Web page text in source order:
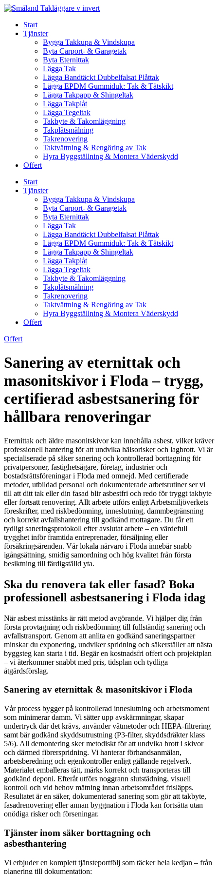
Skip
contentStart
Tjänster
Bygga Takkupa & Vindskupa
Byta Carport- & Garagetak
Byta Eternittak
Lägga Tak
Lägga Bandtäckt Dubbelfalsat Plåttak
Lägga EPDM Gummiduk: Tak & Tätskikt
Lägga Takpapp & Shingeltak
Lägga Takplåt
Lägga Tegeltak
Takbyte & Takomläggning
Takplåtsmålning
Takrenovering
Taktvättning & Rengöring av Tak
Hyra Byggställning & Montera Väderskydd
Offert
Start
Tjänster
Bygga Takkupa & Vindskupa
Byta Carport- & Garagetak
Byta Eternittak
Lägga Tak
Lägga Bandtäckt Dubbelfalsat Plåttak
Lägga EPDM Gummiduk: Tak & Tätskikt
Lägga Takpapp & Shingeltak
Lägga Takplåt
Lägga Tegeltak
Takbyte & Takomläggning
Takplåtsmålning
Takrenovering
Taktvättning & Rengöring av Tak
Hyra Byggställning & Montera Väderskydd
Offert
Offert
Sanering av eternittak och
masonitskivor i Floda – trygg,
certifierad asbestsanering för
hållbara renoveringar
Eternittak och äldre masonitskivor kan innehålla asbest, vilket kräver
professionell hantering för att undvika hälsorisker och lagbrott. Vi är
specialiserade på säker sanering och kontrollerad borttagning för
privatpersoner, fastighetsägare, företag, industrier och
bostadsrättsföreningar i Floda med omnejd. Med certifierade
metoder, utbildad personal och dokumenterade arbetsrutiner ser vi
till att ditt tak eller din fasad blir asbestfri och redo för tryggt takbyte
eller fortsatt renovering. Allt arbete utförs enligt Arbetsmiljöverkets
föreskrifter, med riskbedömning, inneslutning, dammbegränsning
och korrekt avfallshantering till godkänd mottagare. Du får ett
tydligt saneringsprotokoll efter avslutat arbete – en värdefull
trygghet inför framtida entreprenader, försäljning eller
försäkringsärenden. Vår lokala närvaro i Floda innebär snabb
igångsättning, smidig samordning och hög kvalitet från första
besiktning till färdigställd yta.
Ska du renovera tak eller fasad? Boka
professionell asbestsanering i Floda idag
När asbest misstänks är rätt metod avgörande. Vi hjälper dig från
första provtagning och riskbedömning till fullständig sanering och
avfallstransport. Genom att anlita en godkänd saneringspartner
minskar du exponering, undviker spridning och säkerställer att nästa
byggsteg kan starta i tid. Begär en kostnadsfri offert och projektplan
– vi återkommer snabbt med pris, tidsplan och tydliga
åtgärdsförslag.
Sanering av eternittak & masonitskivor i Floda
Vår process bygger på kontrollerad inneslutning och arbetsmoment
som minimerar damm. Vi sätter upp avskärmningar, skapar
undertryck där det krävs, använder våtmetoder och HEPA-filtrering
samt bär godkänd skyddsutrustning (P3-filter, skyddsdräkter klass
5/6). All demontering sker metodiskt för att undvika brott i skivor
och därmed fibrerspridning. Vi hanterar förhandsanmälan,
arbetsberedning och egenkontroller enligt gällande regelverk.
Materialet emballeras tätt, märks korrekt och transporteras till
godkänd deponi. Efteråt utförs noggrann slutstädning, visuell
kontroll och vid behov mätning innan arbetsområdet frisläpps.
Resultatet är en säker, dokumenterad sanering som gör att takbyte,
fasadrenovering eller annan byggnation i Floda kan fortsätta utan
onödiga risker och förseningar.
Tjänster inom säker borttagning och
asbesthantering
Vi erbjuder en komplett tjänsteportfölj som täcker hela kedjan – från
planering till dokumentation: